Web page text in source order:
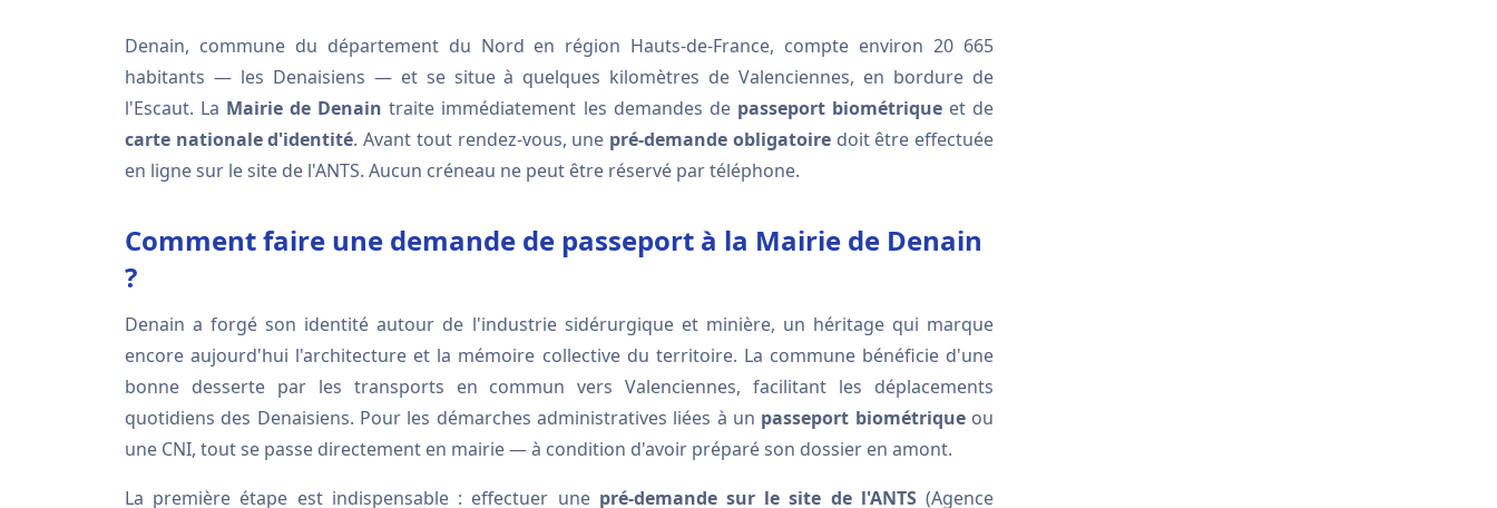
Denain, commune du département du Nord en région Hauts-de-France, compte environ 20 665
habitants — les Denaisiens — et se situe à quelques kilomètres de Valenciennes, en bordure de
l'Escaut. La Mairie de Denain traite immédiatement les demandes de passeport biométriqueet de
carte nationale d'identité. Avant tout rendez-vous, une pré-demande obligatoiredoit être effectuée
en ligne sur le site de l'ANTS. Aucun créneau ne peut être réservé par téléphone.
Comment faire une demande de passeport à la Mairie de Denain
?
Denain a forgé son identité autour de l'industrie sidérurgique et minière, un héritage qui marque
encore aujourd'hui l'architecture et la mémoire collective du territoire. La commune bénéficie d'une
bonne desserte par les transports en commun vers Valenciennes, facilitant les déplacements
quotidiens des Denaisiens. Pour les démarches administratives liées à un passeport biométriqueou
une CNI, tout se passe directement en mairie — à condition d'avoir préparé son dossier en amont.
La première étape est indispensable : effectuer une pré-demande sur le site de l'ANTS(Agence